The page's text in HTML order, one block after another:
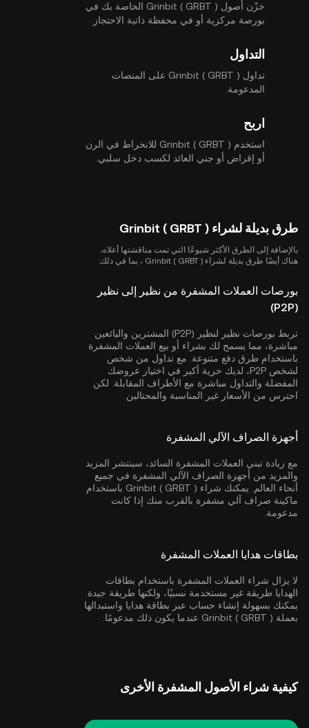
خزّن أصول Grinbit ( GRBT ) الخاصة بك في
بورصة مركزية أو في محفظة ذاتية الاحتجاز.
التداول
تداول Grinbit ( GRBT ) على المنصات
المدعومة.
اربح
استخدم Grinbit ( GRBT ) للانخراط في الرن
أو إقراض أو جني العائد لكسب دخل سلبي.
طرق بديلة لشراء Grinbit ( GRBT )
بالإضافة إلى الطرق الأكثر شيوعًا التي تمت مناقشتها أعلاه،
هناك أيضًا طرق بديلة لشراء Grinbit ( GRBT ) ، بما في ذلك:
بورصات العملات المشفرة من نظير إلى نظير
(P2P)
تربط بورصات نظير لنظير (P2P) المشترين والبائعين
مباشرة، مما يسمح لك بشراء أو بيع العملات المشفرة
باستخدام طرق دفع متنوعة. مع تداول من شخص
لشخص P2P، لديك حرية أكبر في اختيار عروضك
المفضلة والتداول مباشرة مع الأطراف المقابلة. لكن
احترس من الأسعار غير المناسبة والمحتالين.
أجهزة الصراف الآلي المشفرة
مع زيادة تبني العملات المشفرة السائد، سينتشر المزيد
والمزيد من أجهزة الصراف الآلي المشفرة في جميع
أنحاء العالم. يمكنك شراء Grinbit ( GRBT ) باستخدام
ماكينة صراف آلي مشفرة بالقرب منك إذا كانت
مدعومة.
بطاقات هدايا العملات المشفرة
لا يزال شراء العملات المشفرة باستخدام بطاقات
الهدايا طريقة غير مستخدمة نسبيًا، ولكنها طريقة جيدة.
يمكنك بسهولة إنشاء حساب عبر بطاقة هدايا واستبدالها
بعملة Grinbit ( GRBT ) عندما يكون ذلك مدعومًا.
كيفية شراء الأصول المشفرة الأخرى